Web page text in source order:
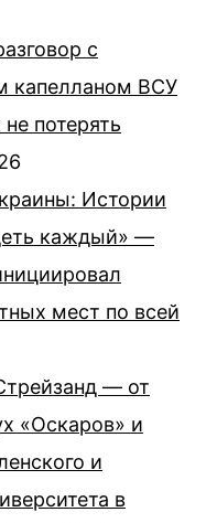
с
капелланом ВСУ
потерять
Истории
каждый» —
мест по всей
— от
«Оскаров» и
и
в